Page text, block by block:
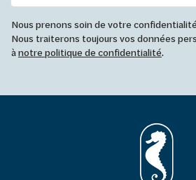
Nous prenons soin de votre
Nous traiterons toujours vos données
ànotre politique de confidentialité.